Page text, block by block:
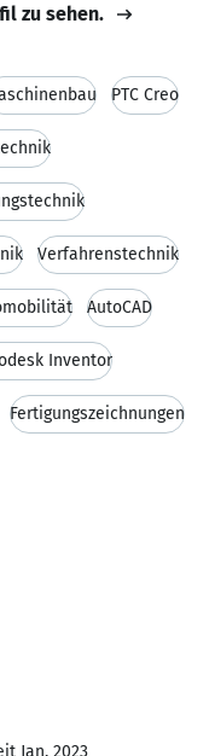
zu sehen.
PTC Creo
Verfahrenstechnik
AutoCAD
Inventor
Fertigungszeichnungen
Jan. 2023